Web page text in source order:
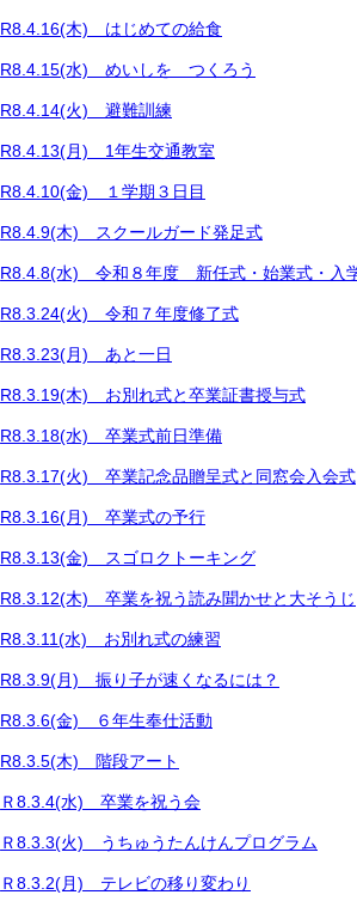
R8.4.16(木) はじめての給食
R8.4.15(水) めいしを つくろう
R8.4.14(火) 避難訓練
R8.4.13(月) 1年生交通教室
R8.4.10(金) １学期３日目
R8.4.9(木) スクールガード発足式
R8.4.8(水) 令和８年度 新任式・始業式・入
R8.3.24(火) 令和７年度修了式
R8.3.23(月) あと一日
R8.3.19(木) お別れ式と卒業証書授与式
R8.3.18(水) 卒業式前日準備
R8.3.17(火) 卒業記念品贈呈式と同窓会入会式
R8.3.16(月) 卒業式の予行
R8.3.13(金) スゴロクトーキング
R8.3.12(木) 卒業を祝う読み聞かせと大そうじ
R8.3.11(水) お別れ式の練習
R8.3.9(月) 振り子が速くなるには？
R8.3.6(金) ６年生奉仕活動
R8.3.5(木) 階段アート
Ｒ8.3.4(水) 卒業を祝う会
Ｒ8.3.3(火) うちゅうたんけんプログラム
Ｒ8.3.2(月) テレビの移り変わり